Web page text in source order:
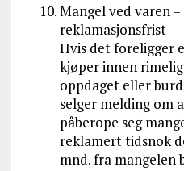
Mangel ved varen
reklamasjonsfrist
Hvis det foreligger
kjøper innen
oppdaget eller
selger melding om
påberope seg
reklamert tidsnok
mnd. fra mangelen